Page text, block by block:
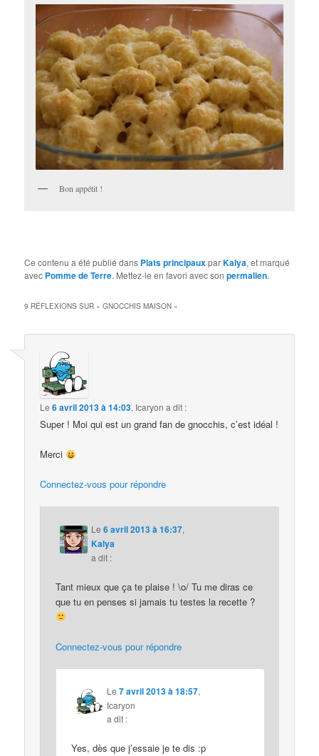
Bon appétit !
Ce contenu a été publié dans Plats principauxparKalya, et marqué
avec Pomme de Terre. Mettez-le en favori avec sonpermalien.
9 RÉFLEXIONS SUR «GNOCCHIS MAISON »
Le6 avril 2013 à 14:03, Icaryon a dit :
Super ! Moi qui est un grand fan de gnocchis, c’est idéal !
Merci
Connectez-vous pour répondre
Le6 avril 2013 à 16:37,
Kalya
a dit :
Tant mieux que ça te plaise ! \o/ Tu me diras ce
que tu en penses si jamais tu testes la recette ?
Connectez-vous pour répondre
Le7 avril 2013 à 18:57,
Icaryon
a dit :
Yes, dès que j’essaie je te dis :p